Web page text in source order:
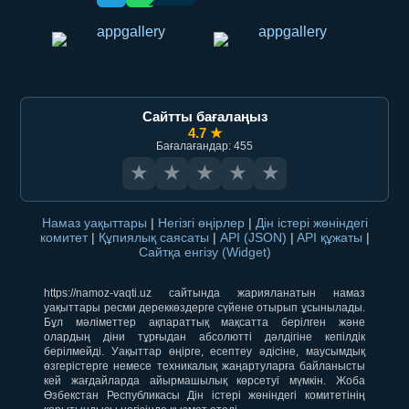
Сайтты бағалаңыз
4.7 ★
Бағалағандар: 455
★ ★ ★ ★ ★
Намаз уақыттары | Негізгі өңірлер | Дін істері жөніндегі
комитет | Құпиялық саясаты | API (JSON) | API құжаты |
Сайтқа енгізу (Widget)
https://namoz-vaqti.uz сайтында жарияланатын намаз
уақыттары ресми дереккөздерге сүйене отырып ұсынылады.
Бұл мәліметтер ақпараттық мақсатта берілген және
олардың діни тұрғыдан абсолютті дәлдігіне кепілдік
берілмейді. Уақыттар өңірге, есептеу әдісіне, маусымдық
өзгерістерге немесе техникалық жаңартуларға байланысты
кей жағдайларда айырмашылық көрсетуі мүмкін. Жоба
Өзбекстан Республикасы Дін істері жөніндегі комитетінің